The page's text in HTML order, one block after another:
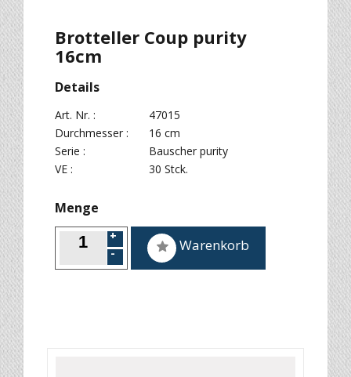
Brotteller Coup purity
16cm
Details
Art. Nr. :
47015
Durchmesser :
16 cm
Serie :
Bauscher purity
VE :
30 Stck.
Menge
Warenkorb